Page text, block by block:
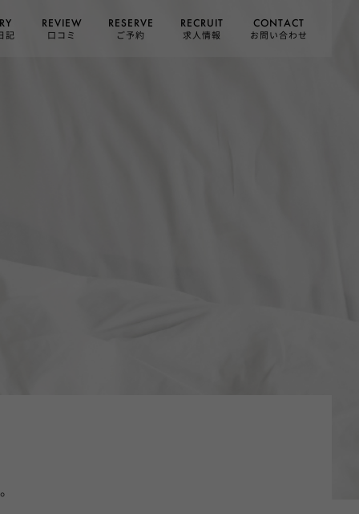
記
REVIEW
口コミ
RESERVE
ご予約
RECRUIT
求人情報
CONTACT
お問い合わせ